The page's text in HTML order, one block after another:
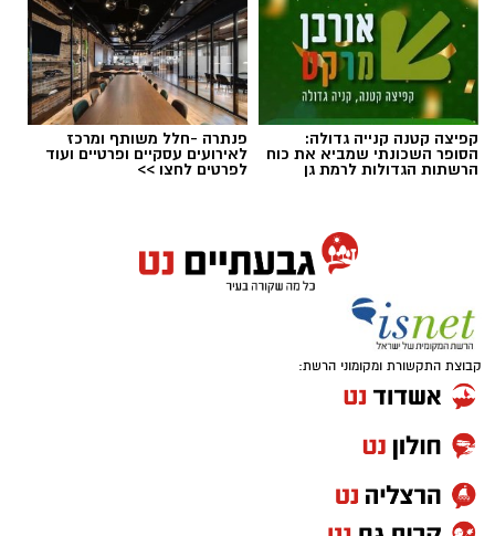
קפיצה קטנה קנייה גדולה:
הסופר השכונתי שמביא את כוח
הרשתות הגדולות לרמת גן
פנתרה -חלל משותף ומרכז
לאירועים עסקיים ופרטיים ועוד
לפרטים לחצו >>
קבוצת התקשורת ומקומוני הרשת: